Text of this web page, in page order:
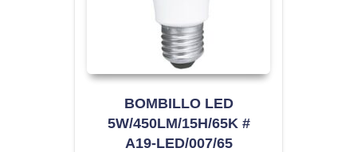
BOMBILLO LED
5W/450LM/15H/65K #
A19-LED/007/65